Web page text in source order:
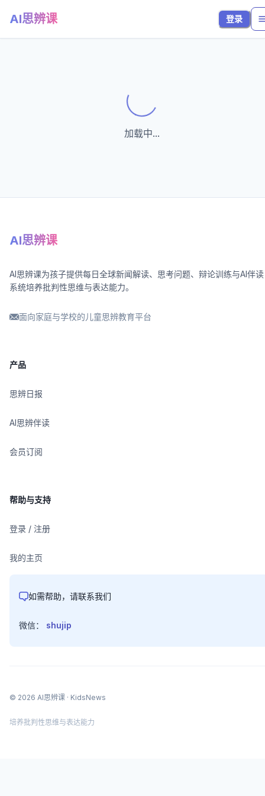
AI思辨课 登录
Loading...
加载中...
AI思辨课
AI思辨课为孩子提供每日全球新闻解读、思考问题、辩论训练与AI伴
系统培养批判性思维与表达能力。
面向家庭与学校的儿童思辨教育平台
产品
思辨日报
AI思辨伴读
会员订阅
帮助与支持
登录 / 注册
我的主页
如需帮助，请联系我们
微信： shujip
© 2026 AI思辨课 · KidsNews
培养批判性思维与表达能力